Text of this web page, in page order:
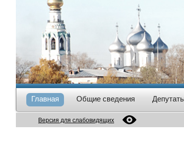
Главная Общие сведения
Версия для слабовидящих